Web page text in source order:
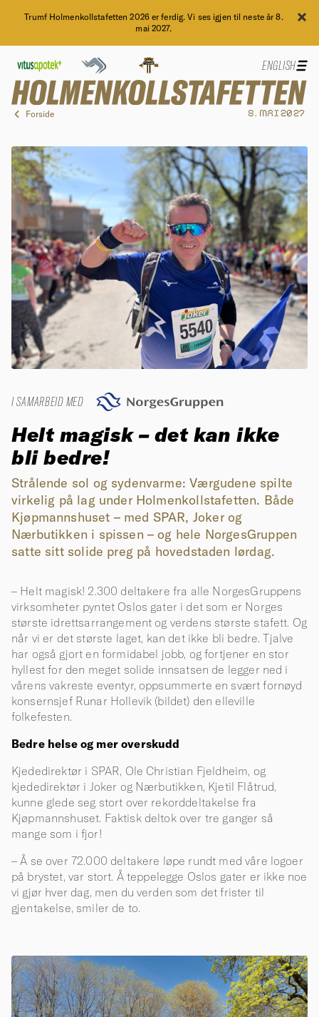
Trumf Holmenkollstafetten 2026 er ferdig. Vi ses igjen til neste år 8.
mai 2027.
Forside 8. MAI 2027
ENGLISH
I SAMARBEID MED
Helt magisk – det kan ikke
bli bedre!
Strålende sol og sydenvarme: Værgudene spilte
virkelig på lag under Holmenkollstafetten. Både
Kjøpmannshuset – med SPAR, Joker og
Nærbutikken i spissen – og hele NorgesGruppen
satte sitt solide preg på hovedstaden lørdag.
– Helt magisk! 2.300 deltakere fra alle NorgesGruppens
virksomheter pyntet Oslos gater i det som er Norges
største idrettsarrangement og verdens største stafett. Og
når vi er det største laget, kan det ikke bli bedre. Tjalve
har også gjort en formidabel jobb, og fortjener en stor
hyllest for den meget solide innsatsen de legger ned i
vårens vakreste eventyr, oppsummerte en svært fornøyd
konsernsjef Runar Hollevik (bildet) den elleville
folkefesten.
Bedre helse og mer overskudd
Kjededirektør i SPAR, Ole Christian Fjeldheim, og
kjededirektør i Joker og Nærbutikken, Kjetil Flåtrud,
kunne glede seg stort over rekorddeltakelse fra
Kjøpmannshuset. Faktisk deltok over tre ganger så
mange som i fjor!
– Å se over 72.000 deltakere løpe rundt med våre logoer
på brystet, var stort. Å teppelegge Oslos gater er ikke noe
vi gjør hver dag, men du verden som det frister til
gjentakelse, smiler de to.